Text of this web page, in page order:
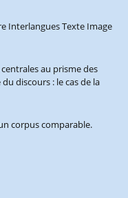
Interlangues Texte Image
au prisme des
discours : le cas de la
corpus comparable.